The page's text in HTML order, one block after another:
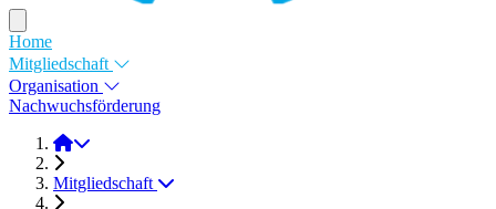
Home
Mitgliedschaft
Organisation
Nachwuchsförderung
BV MatWerk e.V.
Mitgliedschaft